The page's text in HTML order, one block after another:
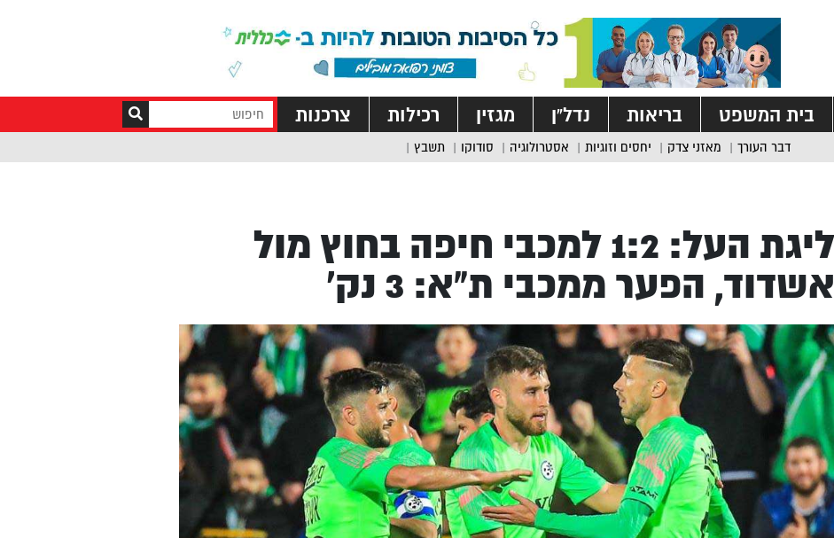
בית המשפט בריאות נדל”ן מגזין רכילות צרכנות
דבר העורך מאזני צדק יחסים וזוגיות אסטרולוגיה סודוקו תשבץ
ליגת העל: 1:2 למכבי חיפה בחוץ מול
אשדוד, הפער ממכבי ת”א: 3 נק’